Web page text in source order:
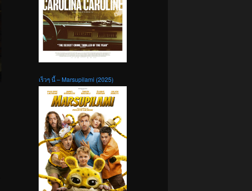
เร็วๆ นี้ – Marsupilami (2025)